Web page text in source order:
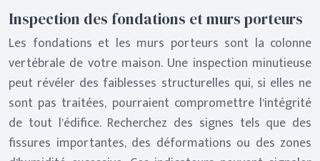
Inspection des fondations et murs porteurs
Les fondations et les murs porteurs sont la colonne
vertébrale de votre maison. Une inspection minutieuse
peut révéler des faiblesses structurelles qui, si elles ne
sont pas traitées, pourraient compromettre l’intégrité
de tout l’édifice. Recherchez des signes tels que des
fissures importantes, des déformations ou des zones